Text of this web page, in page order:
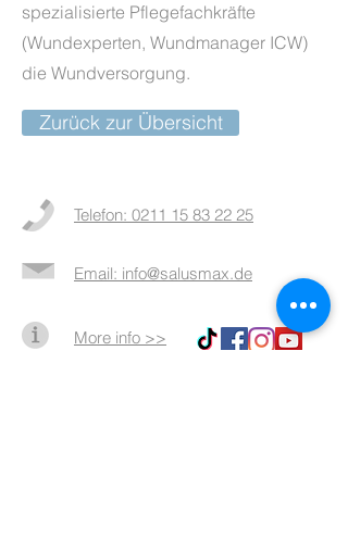
spezialisierte Pflegefachkräfte
(Wundexperten, Wundmanager ICW)
die Wundversorgung.
Zurück zur Übersicht
Telefon: 0211 15 83 22 25
Email: info@salusmax.de
More info >>